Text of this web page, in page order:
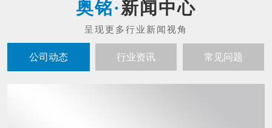
新闻中心
公司动态 行业资讯 常见问题